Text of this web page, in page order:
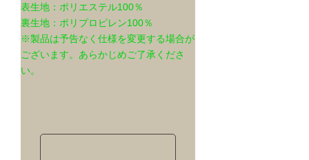
表生地：ポリエステル100％
裏生地：ポリプロピレン100％
※製品は予告なく仕様を変更する場合が
ございます。あらかじめご了承くださ
い。